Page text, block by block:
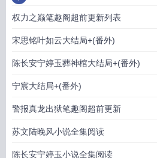
权力之巅笔趣阁超前更新列表
宋思铭叶如云大结局+(番外)
陈长安宁婷玉葬神棺大结局+(番外)
宁宸大结局+(番外)
警报真龙出狱笔趣阁超前更新
苏文陆晚风小说全集阅读
陈长安宁婷玉小说全集阅读